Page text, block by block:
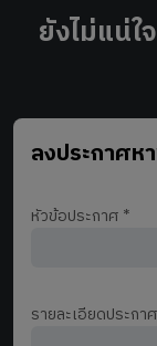
ยังไม่แน่ใ
ลงประกาศห
หัวข้อประกาศ *
รายละเอียดประกาศ